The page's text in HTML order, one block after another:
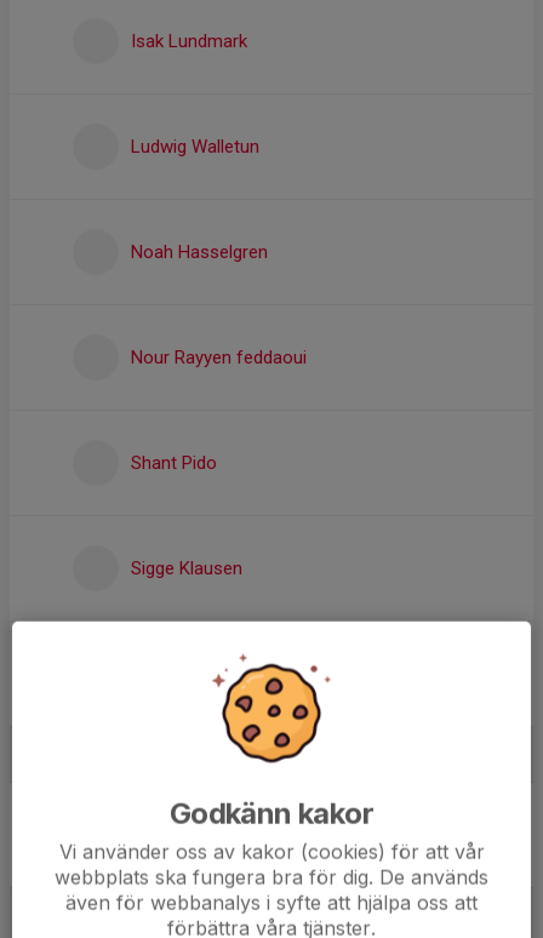
Isak Lundmark
Ludwig Walletun
Noah Hasselgren
Nour Rayyen feddaoui
Shant Pido
Sigge Klausen
Tage Bengtsson
Godkänn kakor
Vi använder oss av kakor (cookies) för att vår
webbplats ska fungera bra för dig. De används
även för webbanalys i syfte att hjälpa oss att
förbättra våra tjänster.